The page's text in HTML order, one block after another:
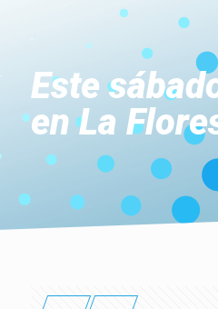
Este
en La